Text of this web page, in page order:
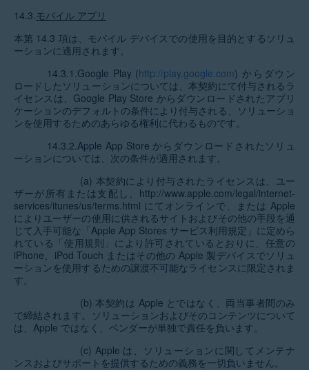
14.3.モバイル アプリ
本第 14.3 項は、モバイル デバイスでの使用を目的とするソリュ
ーションに適用されます。
14.3.1.Google Play (http://play.google.com) からダウン
ロードしたソリューションについては、本契約にて付与されるラ
イセンスは、Google Play Store からダウンロードされたアプリ
ケーションのデフォルトの条件により付与される、ソリューショ
ンを使用するためのあらゆる権利に代わるものです。
14.3.2.Apple App Store からダウンロードされたソリュ
ーションについては、次の条件が適用されます。
(a) 本契約により付与されたライセンスは、ユー
ザーが所有または支配し、http://www.apple.com/legal/internet-
services/itunes/us/terms.html にてオンラインで、または Apple
によりユーザーの使用に供されるサイトおよびその他の手段を通
じて入手可能な「Apple App Stores サービス利用規定」に定めら
れている「使用規則」により許可されているとおりに、任意の
iPhone、iPod Touch またはその他の Apple 製デバイスでソリュ
ーションを使用するための譲渡不可能なライセンスに限定されま
す。
(b) 本契約は Apple とではなく、両当事者間のみ
で締結されます。ソリューションおよびそのコンテンツについて
は、Apple ではなく、ベンダーが単独で責任を負います。
(c) Apple は、ソリューションに関してメンテナ
ンスおよびサポートを提供するための義務を一切負いません。